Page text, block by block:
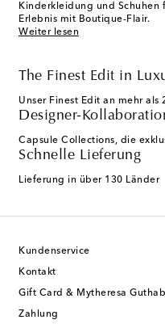
Kinderkleidung und
Erlebnis mit Boutique-Flair.
Weiter lesen
The Finest Edit in
Unser Finest Edit an mehr als
Designer-
Capsule Collections, die
Schnelle Lieferung
Lieferung in über 130 Länder
Kundenservice
Kontakt
Gift Card & Mytheresa
Zahlung